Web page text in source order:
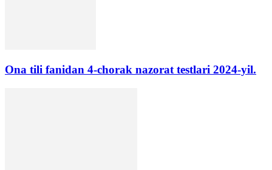
Ona tili fanidan 4-chorak nazorat testlari 2024-yil.